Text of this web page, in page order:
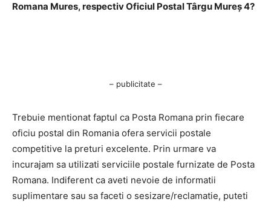
Romana Mures, respectiv Oficiul Postal Târgu Mureş 4?
– publicitate –
Trebuie mentionat faptul ca Posta Romana prin fiecare
oficiu postal din Romania ofera servicii postale
competitive la preturi excelente. Prin urmare va
incurajam sa utilizati serviciile postale furnizate de Posta
Romana. Indiferent ca aveti nevoie de informatii
suplimentare sau sa faceti o sesizare/reclamatie, puteti